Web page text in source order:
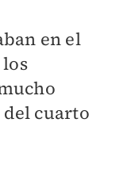
en el
del cuarto